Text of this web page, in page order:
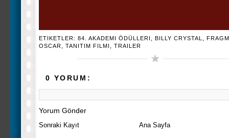
ETIKETLER: 84. AKADEMI ÖDÜLLERI BILLY CRYSTAL
OSCAR
TANITIM FILMI TRAILER
0 YORUM:
Yorum Gönder
Sonraki Kayıt Ana Sayfa